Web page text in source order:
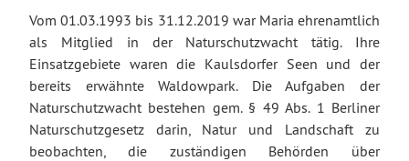
Vom 01.03.1993 bis 31.12.2019 war Maria ehrenamtlich
als Mitglied in der Naturschutzwacht tätig. Ihre
Einsatzgebiete waren die Kaulsdorfer Seen und der
bereits erwähnte Waldowpark. Die Aufgaben der
Naturschutzwacht bestehen gem. § 49 Abs. 1 Berliner
Naturschutzgesetz darin, Natur und Landschaft zu
beobachten, die zuständigen Behörden über